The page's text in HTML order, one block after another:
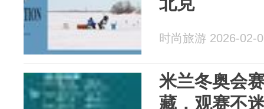
时尚旅游 2026-02-
米兰冬奥会
藏，观赛不